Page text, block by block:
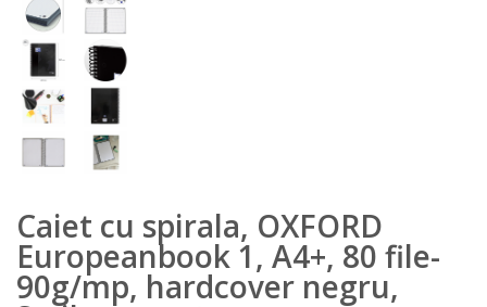
Caiet cu spirala, OXFORD
Europeanbook 1, A4+, 80 file-
90g/mp, hardcover negru,